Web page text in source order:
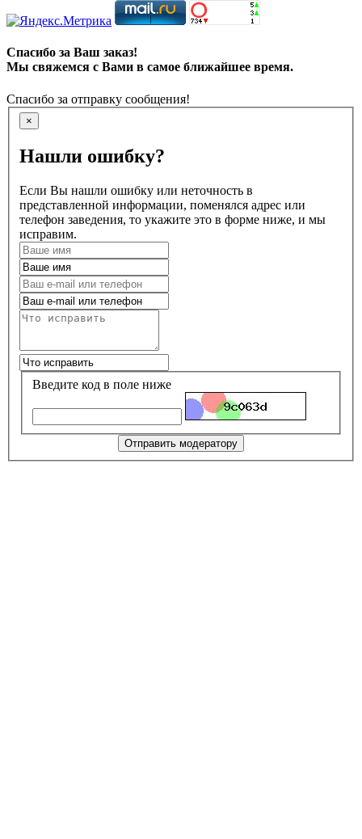
Спасибо за Ваш заказ!
Мы свяжемся с Вами в самое ближайшее время.
Спасибо за отправку сообщения!
×
Нашли ошибку?
Если Вы нашли ошибку или неточность в
представленной информации, поменялся адрес или
телефон заведения, то укажите это в форме ниже, и мы
исправим.
Введите код в поле ниже
Отправить модератору